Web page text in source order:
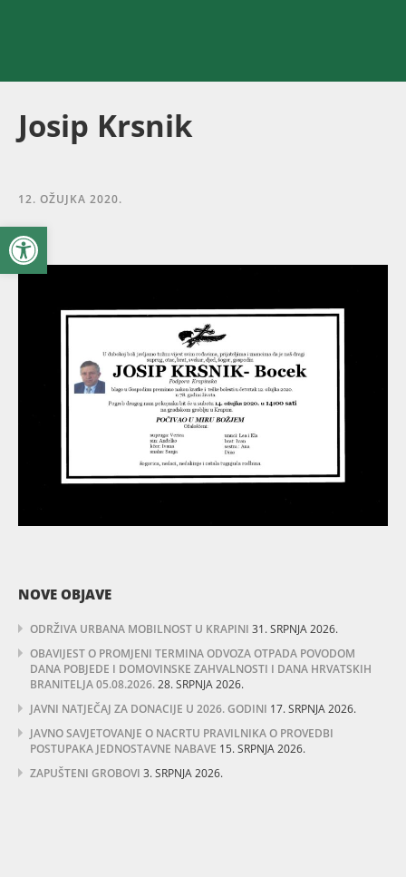
Open toolbar
Josip Krsnik
12. OŽUJKA 2020.
NOVE OBJAVE
ODRŽIVA URBANA MOBILNOST U KRAPINI 31. SRPNJA 2026.
OBAVIJEST O PROMJENI TERMINA ODVOZA OTPADA POVODOM
DANA POBJEDE I DOMOVINSKE ZAHVALNOSTI I DANA HRVATSKIH
BRANITELJA 05.08.2026.28. SRPNJA 2026.
JAVNI NATJEČAJ ZA DONACIJE U 2026. GODINI 17. SRPNJA 2026.
JAVNO SAVJETOVANJE O NACRTU PRAVILNIKA O PROVEDBI
POSTUPAKA JEDNOSTAVNE NABAVE 15. SRPNJA 2026.
ZAPUŠTENI GROBOVI 3. SRPNJA 2026.